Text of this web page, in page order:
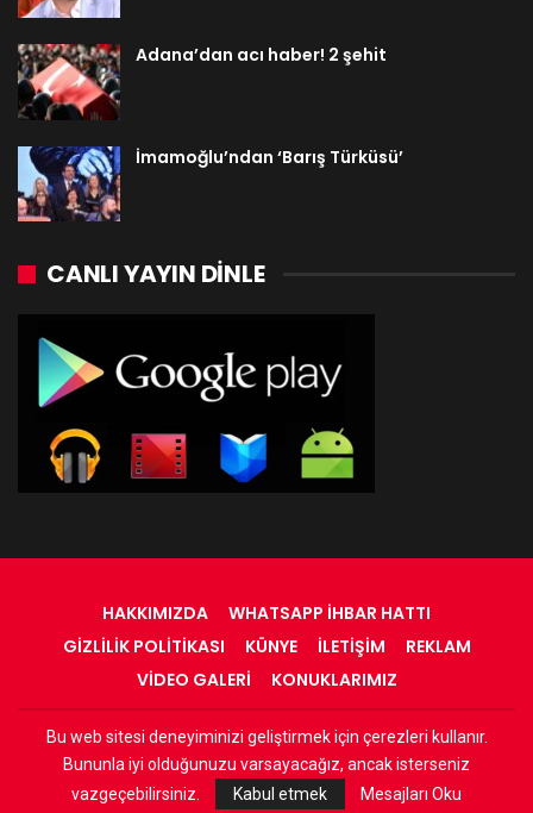
Adana’dan acı haber! 2 şehit
İmamoğlu’ndan ‘Barış Türküsü’
CANLI YAYIN DINLE
HAKKIMIZDA
WHATSAPP İHBAR HATTI
GIZLILIK POLITIKASI
KÜNYE İLETIŞIM
REKLAM
VIDEO GALERI
KONUKLARIMIZ
© 2022 - RadyOrinal - Tüm Hakları Saklıdır
Web Tasarım:Adnan
Bu web sitesi deneyiminizi geliştirmek için çerezleri kullanır.
Bununla iyi olduğunuzu varsayacağız, ancak isterseniz
vazgeçebilirsiniz.
Kabul etmek Mesajları Oku